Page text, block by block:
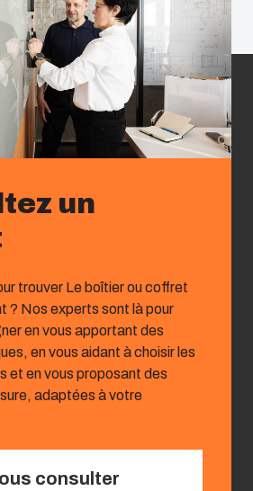
un
trouver Le boîtier ou coffret
? Nos experts sont là pour
en vous apportant des
en vous aidant à choisir les
et en vous proposant des
adaptées à votre
consulter